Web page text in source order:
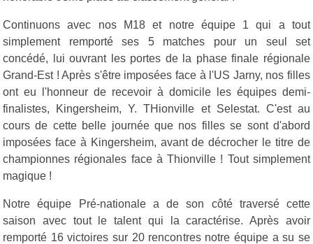
Continuons avec nos M18 et notre équipe 1 qui a tout
simplement remporté ses 5 matches pour un seul set
concédé, lui ouvrant les portes de la phase finale régionale
Grand-Est ! Après s'être imposées face à l'US Jarny, nos filles
ont eu l'honneur de recevoir à domicile les équipes demi-
finalistes, Kingersheim, Y. THionville et Selestat. C'est au
cours de cette belle journée que nos filles se sont d'abord
imposées face à Kingersheim, avant de décrocher le titre de
championnes régionales face à Thionville ! Tout simplement
magique !
Notre équipe Pré-nationale a de son côté traversé cette
saison avec tout le talent qui la caractérise. Après avoir
remporté 16 victoires sur 20 rencontres notre équipe a su se